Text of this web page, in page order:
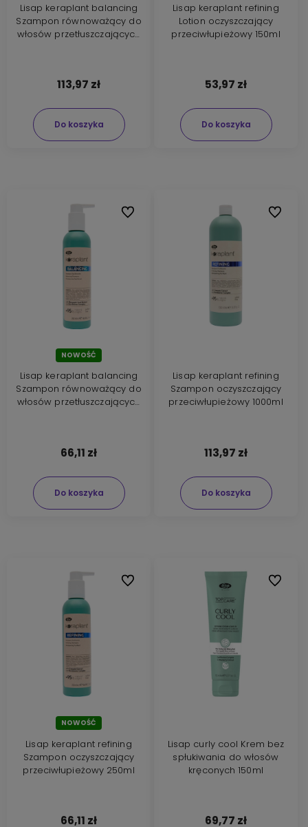
Lisap keraplant balancing
Szampon równoważący do
włosów przetłuszczających
113,97 zł
Do koszyka
Lisap keraplant refining
Lotion oczyszczający
przeciwłupieżowy 150ml
53,97 zł
Do koszyka
NOWOŚĆ
Lisap keraplant balancing
Szampon równoważący do
włosów przetłuszczających
66,11 zł
Do koszyka
Do ulubionych
Lisap keraplant refining
Szampon oczyszczający
przeciwłupieżowy 1000ml
113,97 zł
Do koszyka
Do
NOWOŚĆ
Lisap keraplant refining
Szampon oczyszczający
przeciwłupieżowy 250ml
66,11 zł
Do ulubionych
Lisap curly cool Krem bez
spłukiwania do włosów
kręconych 150ml
69,77 zł
Do